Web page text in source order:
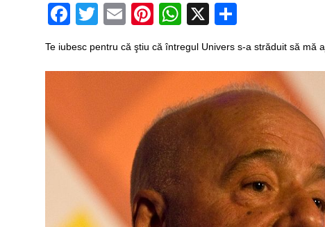
Facebook
Twitter
EmailPinterest
WhatsApp
X
Te iubesc pentru că ştiu că întregul Univers s-a străduit să mă